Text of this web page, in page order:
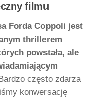
filmu
Forda Coppoli jest
thrillerem
powstała, ale
często zdarza
konwersację